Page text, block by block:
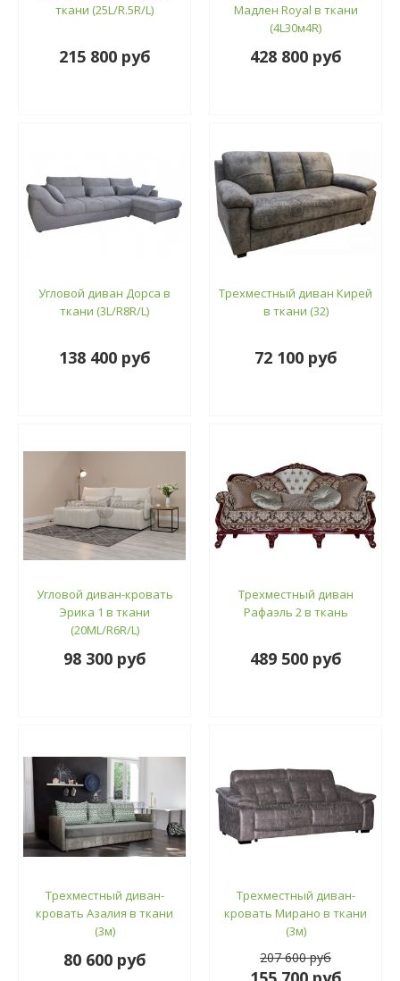
ткани (25L/R.5R/L)
215 800 руб
Мадлен Royal в ткани
(4L30м4R)
428 800 руб
Угловой диван Дорса в
ткани (3L/R8R/L)
138 400 руб
Трехместный диван Кирей
в ткани (32)
72 100 руб
Угловой диван-кровать
Эрика 1 в ткани
(20ML/R6R/L)
98 300 руб
Трехместный диван
Рафаэль 2 в ткань
489 500 руб
Трехместный диван-
кровать Азалия в ткани
(3м)
80 600 руб
Трехместный диван-
кровать Мирано в ткани
(3м)
207 600 руб